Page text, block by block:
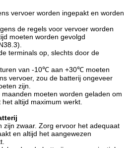
vervoer worden ingepakt en worden
de regels voor vervoer worden
moeten worden gevolgd
terminals op, slechts door de
van -10℃ aan +30℃ moeten
vervoer, zou de batterij ongeveer
zijn.
moeten worden geladen om
altijd maximum werkt.
zijn zwaar. Zorg ervoor het adequaat
en altijd het aangewezen